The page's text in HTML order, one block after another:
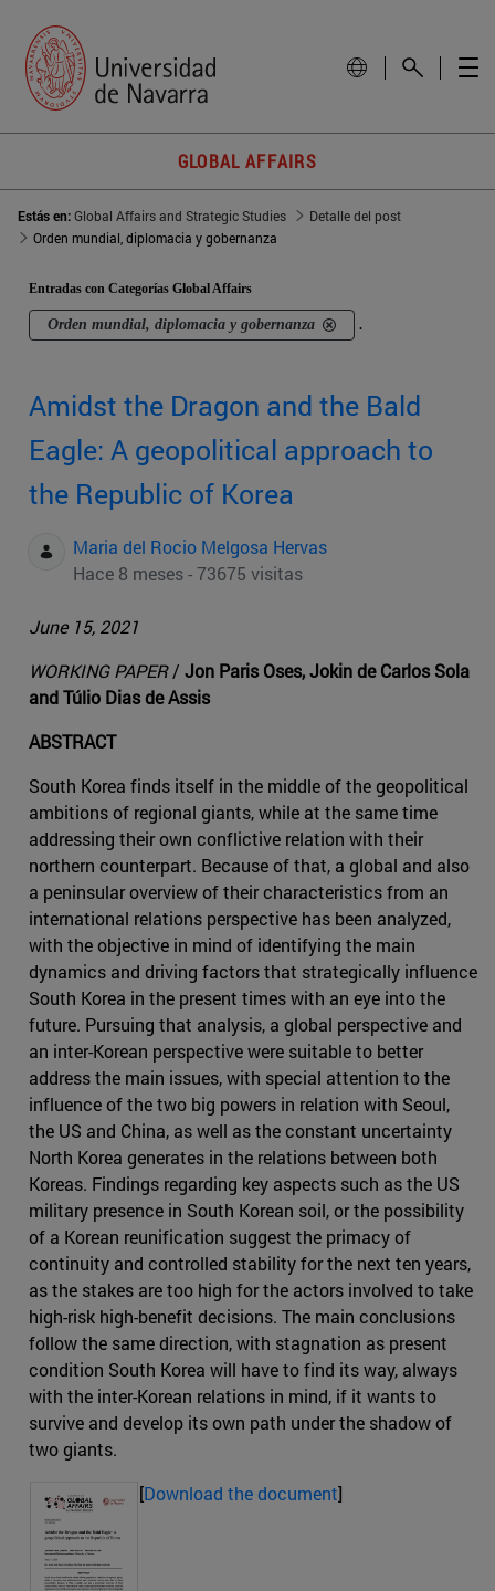
GLOBAL AFFAIRS
Estás en:Global Affairs and Strategic Studies
Detalle del post
Orden mundial, diplomacia y gobernanza
Entradas con Categorías Global Affairs
Orden mundial, diplomacia y gobernanza .
Amidst the Dragon and the Bald
Eagle: A geopolitical approach to
the Republic of Korea
Maria del Rocio Melgosa Hervas
Hace 8 meses - 73675 visitas
June 15, 2021
WORKING PAPER/ Jon Paris Oses, Jokin de Carlos Sola
and Túlio Dias de Assis
ABSTRACT
South Korea finds itself in the middle of the geopolitical
ambitions of regional giants, while at the same time
addressing their own conflictive relation with their
northern counterpart. Because of that, a global and also
a peninsular overview of their characteristics from an
international relations perspective has been analyzed,
with the objective in mind of identifying the main
dynamics and driving factors that strategically influence
South Korea in the present times with an eye into the
future. Pursuing that analysis, a global perspective and
an inter-Korean perspective were suitable to better
address the main issues, with special attention to the
influence of the two big powers in relation with Seoul,
the US and China, as well as the constant uncertainty
North Korea generates in the relations between both
Koreas. Findings regarding key aspects such as the US
military presence in South Korean soil, or the possibility
of a Korean reunification suggest the primacy of
continuity and controlled stability for the next ten years,
as the stakes are too high for the actors involved to take
high-risk high-benefit decisions. The main conclusions
follow the same direction, with stagnation as present
condition South Korea will have to find its way, always
with the inter-Korean relations in mind, if it wants to
survive and develop its own path under the shadow of
two giants.
[Download the document]